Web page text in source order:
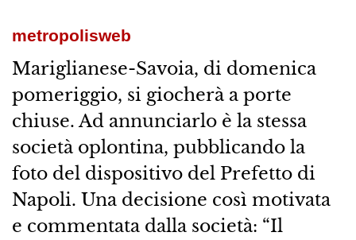
metropolisweb
Mariglianese-Savoia, di domenica
pomeriggio, si giocherà a porte
chiuse. Ad annunciarlo è la stessa
società oplontina, pubblicando la
foto del dispositivo del Prefetto di
Napoli. Una decisione così motivata
e commentata dalla società: “Il